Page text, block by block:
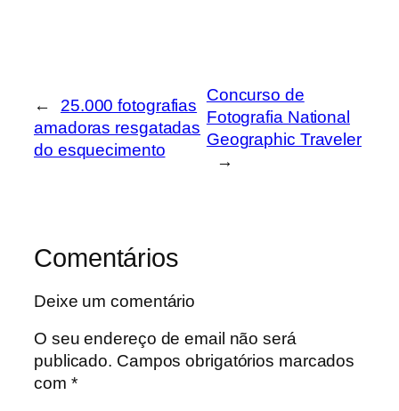
←
25.000 fotografias
amadoras resgatadas
do esquecimento
Concurso de
Fotografia National
Geographic Traveler
→
Comentários
Deixe um comentário
O seu endereço de email não será
publicado. Campos obrigatórios marcados
com *